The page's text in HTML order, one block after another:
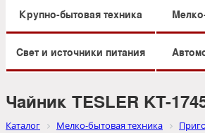
Крупно-бытовая техника
Свет и источники питания
Чайник TESLER KT-
Каталог Мелко-бытовая техника